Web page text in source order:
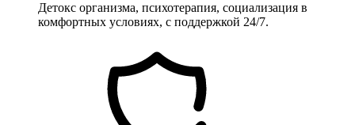
Детокс организма, психотерапия, социализация в
комфортных условиях, с поддержкой 24/7.